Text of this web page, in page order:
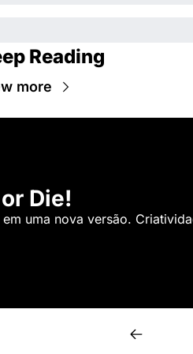
Reading
more
Die!
uma nova versão.